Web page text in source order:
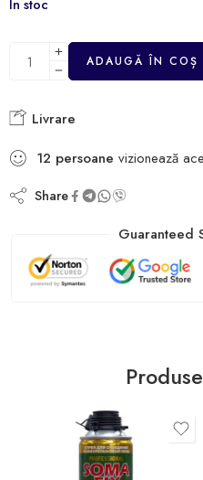
În stoc
ADAUGĂ ÎN COȘ
Livrare
12 persoane vizionează
Share
Guaranteed